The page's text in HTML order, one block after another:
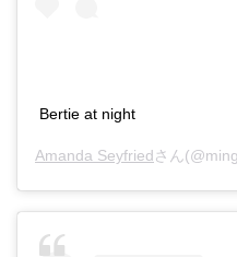
Bertie at night
Amanda Seyfriedさん